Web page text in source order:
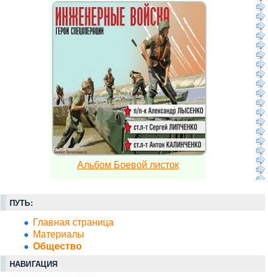
Альбом Боевой листок
ПУТЬ:
Главная страница
Материалы
Общество
НАВИГАЦИЯ